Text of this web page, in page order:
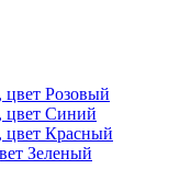
Зеленый